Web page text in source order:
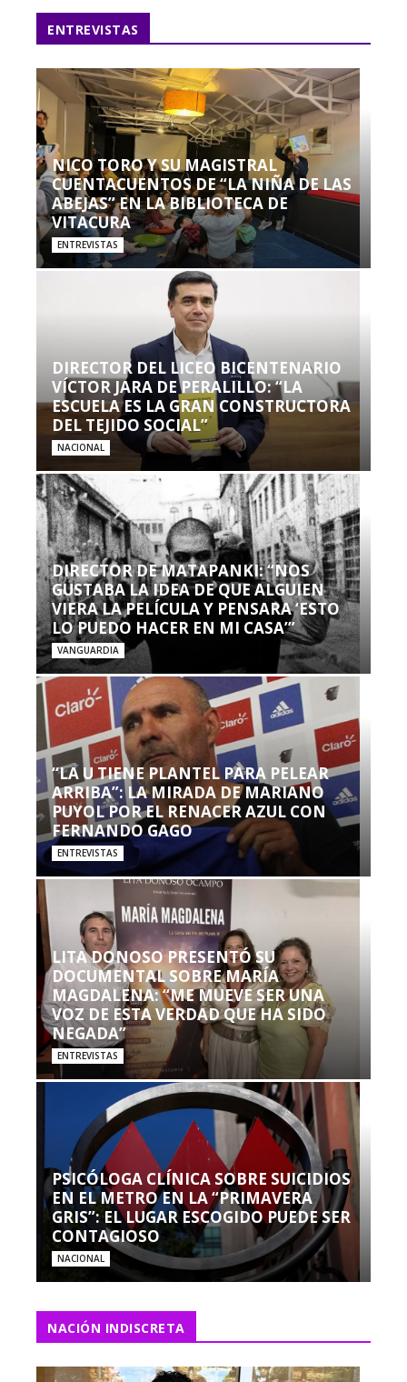
ENTREVISTAS
NICO TORO Y SU MAGISTRAL
CUENTACUENTOS DE “LA NIÑA DE LAS
ABEJAS” EN LA BIBLIOTECA DE
VITACURA
ENTREVISTAS
DIRECTOR DEL LICEO BICENTENARIO
VÍCTOR JARA DE PERALILLO: “LA
ESCUELA ES LA GRAN CONSTRUCTORA
DEL TEJIDO SOCIAL”
NACIONAL
DIRECTOR DE MATAPANKI: “NOS
GUSTABA LA IDEA DE QUE ALGUIEN
VIERA LA PELÍCULA Y PENSARA ‘ESTO
LO PUEDO HACER EN MI CASA’”
VANGUARDIA
“LA U TIENE PLANTEL PARA PELEAR
ARRIBA”: LA MIRADA DE MARIANO
PUYOL POR EL RENACER AZUL CON
FERNANDO GAGO
ENTREVISTAS
LITA DONOSO PRESENTÓ SU
DOCUMENTAL SOBRE MARÍA
MAGDALENA: “ME MUEVE SER UNA
VOZ DE ESTA VERDAD QUE HA SIDO
NEGADA”
ENTREVISTAS
PSICÓLOGA CLÍNICA SOBRE SUICIDIOS
EN EL METRO EN LA “PRIMAVERA
GRIS”: EL LUGAR ESCOGIDO PUEDE SER
CONTAGIOSO
NACIONAL
NACIÓN INDISCRETA